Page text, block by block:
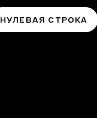
НУЛЕВАЯ СТРОКА